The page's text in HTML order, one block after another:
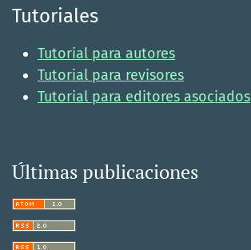
Tutoriales
Tutorial para autores
Tutorial para revisores
Tutorial para editores asociados
Últimas publicaciones